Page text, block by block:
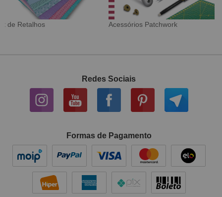
Tecido Digital Sarja Impermeável
Redes Sociais
Formas de Pagamento